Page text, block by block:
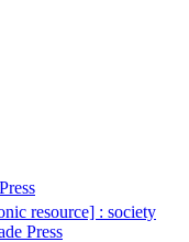
resource] : society
Press